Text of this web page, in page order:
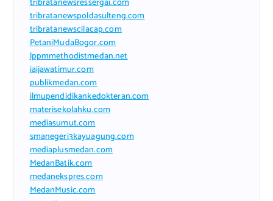
tribratanewsressergai.com
tribratanewspoldasulteng.com
tribratanewscilacap.com
PetaniMudaBogor.com
lppmmethodistmedan.net
iaijawatimur.com
publikmedan.com
ilmupendidikankedokteran.com
materisekolahku.com
mediasumut.com
smanegeri3kayuagung.com
mediaplusmedan.com
MedanBatik.com
medanekspres.com
MedanMusic.com